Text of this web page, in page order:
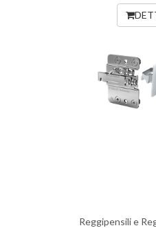
Reggipensili e